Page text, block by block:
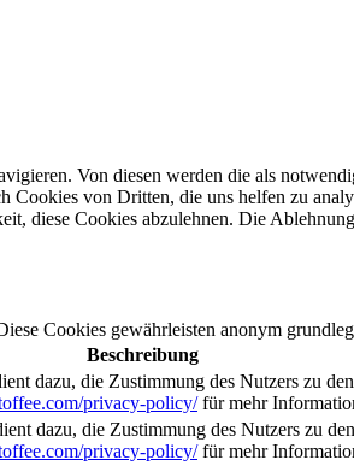
Von diesen werden die als
von Dritten, die uns helfen zu
diese Cookies abzulehnen. Die
Cookies gewährleisten anonym
Beschreibung
dazu, die Zustimmung des Nutzers zu
privacy-policy/für mehr
dazu, die Zustimmung des Nutzers zu
privacy-policy/für mehr